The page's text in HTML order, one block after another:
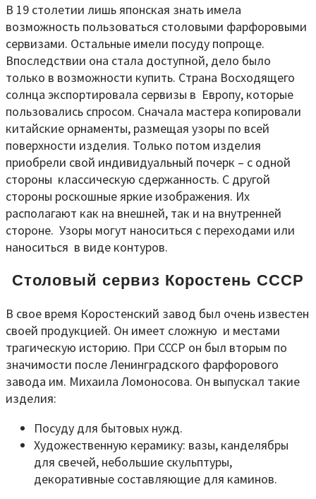
В 19 столетии лишь японская знать имела
возможность пользоваться столовыми фарфоровыми
сервизами. Остальные имели посуду попроще.
Впоследствии она стала доступной, дело было
только в возможности купить. Страна Восходящего
солнца экспортировала сервизы в Европу, которые
пользовались спросом. Сначала мастера копировали
китайские орнаменты, размещая узоры по всей
поверхности изделия. Только потом изделия
приобрели свой индивидуальный почерк – с одной
стороны классическую сдержанность. С другой
стороны роскошные яркие изображения. Их
располагают как на внешней, так и на внутренней
стороне. Узоры могут наноситься с переходами или
наноситься в виде контуров.
Столовый сервиз Коростень СССР
В свое время Коростенский завод был очень известен
своей продукцией. Он имеет сложную и местами
трагическую историю. При СССР он был вторым по
значимости после Ленинградского фарфорового
завода им. Михаила Ломоносова. Он выпускал такие
изделия:
Посуду для бытовых нужд.
Художественную керамику: вазы, канделябры
для свечей, небольшие скульптуры,
декоративные составляющие для каминов.